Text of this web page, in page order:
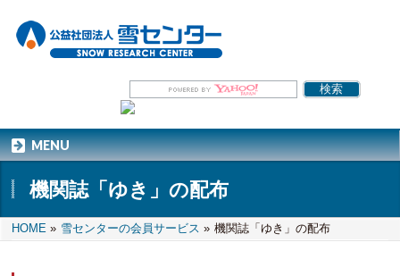
MENU
機関誌「ゆき」の配布
HOME » 雪センターの会員サービス » 機関誌「ゆき」の配布